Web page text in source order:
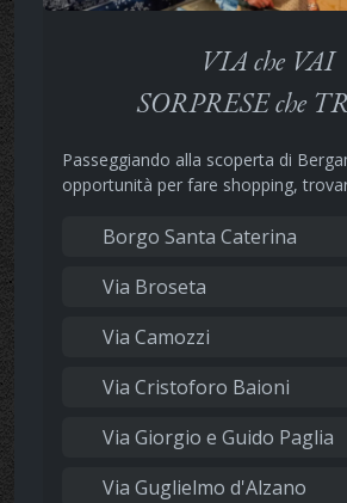
VIA che VAI
SORPRESE che
Passeggiando alla scoperta di
opportunità per fare shopping,
Borgo Santa Caterina
Via Broseta
Via Camozzi
Via Cristoforo Baioni
Via Giorgio e Guido Paglia
Via Guglielmo d'Alzano